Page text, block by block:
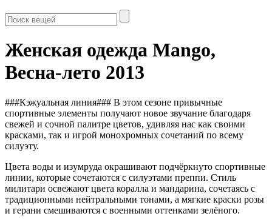
Женская одежда Mango,
Весна-лето 2013
###Кэжуальная линия### В этом сезоне привычные
спортивные элементы получают новое звучание благодаря
свежей и сочной палитре цветов, удивляя нас как своими
красками, так и игрой монохромных сочетаний по всему
силуэту.
Цвета воды и изумруда окрашивают подчёркнуто спортивные
линии, которые сочетаются с силуэтами преппи. Стиль
милитари освежают цвета коралла и мандарина, сочетаясь с
традиционными нейтральными тонами, а мягкие краски розы
и герани смешиваются с военными оттенками зелёного.